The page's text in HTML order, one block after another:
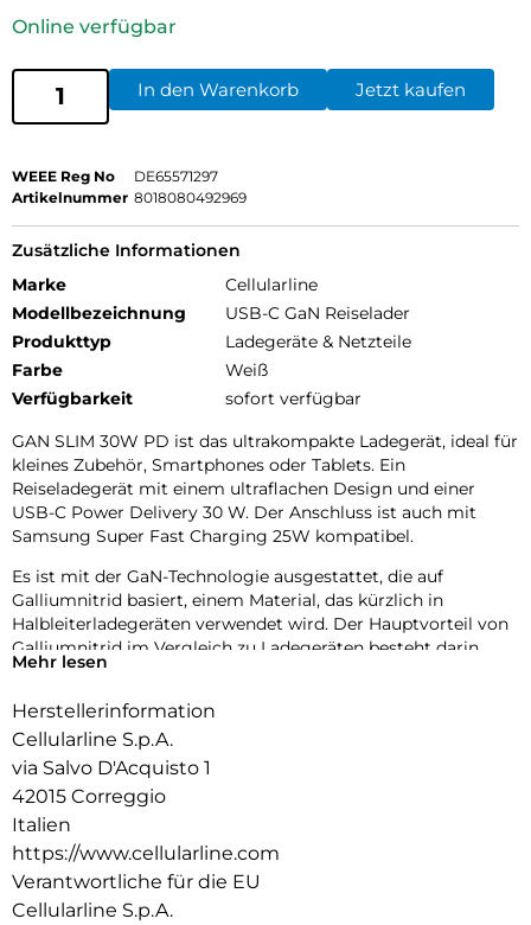
Online verfügbar
In den Warenkorb Jetzt kaufen
WEEE Reg No
DE65571297
Artikelnummer 8018080492969
Zusätzliche Informationen
Marke
Cellularline
Modellbezeichnung
USB-C GaN Reiselader
Produkttyp
Ladegeräte & Netzteile
Farbe
Weiß
Verfügbarkeit
sofort verfügbar
GAN SLIM 30W PD ist das ultrakompakte Ladegerät, ideal für
kleines Zubehör, Smartphones oder Tablets. Ein
Reiseladegerät mit einem ultraflachen Design und einer
USB-C Power Delivery 30 W. Der Anschluss ist auch mit
Samsung Super Fast Charging 25W kompatibel.
Es ist mit der GaN-Technologie ausgestattet, die auf
Galliumnitrid basiert, einem Material, das kürzlich in
Halbleiterladegeräten verwendet wird. Der Hauptvorteil von
Galliumnitrid im Vergleich zu Ladegeräten besteht darin,
dass es weniger Wärme erzeugt. Durch die reduzierte
beieinander platziert werden, wodurch die Gesamtgröße der
Ladegeräte reduziert wird.
Mehr lesen
Herstellerinformation
Cellularline S.p.A.
via Salvo D'Acquisto 1
42015 Correggio
Italien
https://www.cellularline.com
Verantwortliche für die EU
Cellularline S.p.A.